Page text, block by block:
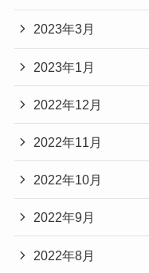
2023年3月
2023年1月
2022年12月
2022年11月
2022年10月
2022年9月
2022年8月